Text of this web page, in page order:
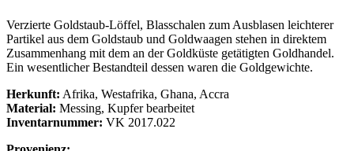
Verzierte Goldstaub-Löffel, Blasschalen zum Ausblasen leichterer
Partikel aus dem Goldstaub und Goldwaagen stehen in direktem
Zusammenhang mit dem an der Goldküste getätigten Goldhandel.
Ein wesentlicher Bestandteil dessen waren die Goldgewichte.
Herkunft: Afrika, Westafrika, Ghana, Accra
Material: Messing, Kupfer bearbeitet
Inventarnummer: VK 2017.022